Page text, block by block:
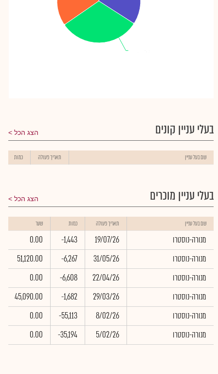
בעלי עניין קונים הצג הכל
שם בעל עניין תאריך פעולה כמות
בעלי עניין מוכרים הצג הכל
שם בעל עניין תאריך פעולה כמות שער
מנורה-נוסטרו 19/07/26
-1,443
0.00
מנורה-נוסטרו
31/05/26
-6,267
51,120.00
מנורה-נוסטרו
22/04/26
-6,608
0.00
מנורה-נוסטרו
29/03/26
-1,682
45,090.00
מנורה-נוסטרו
8/02/26
-55,113
0.00
מנורה-נוסטרו
5/02/26
-35,194
0.00